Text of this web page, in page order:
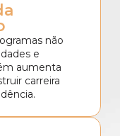
não
e
aumenta
carreira